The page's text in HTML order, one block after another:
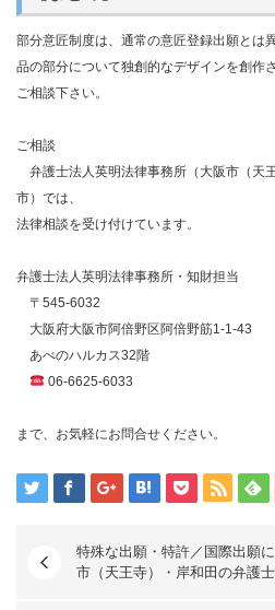
部分意匠制度は、通常の意匠登録出願とは
品の部分について独創的なデザインを創作
ご相談下さい。
ご相談
弁護士法人英明法律事務所（大阪市（天
市）では、
法律相談を受け付けています。
弁護士法人英明法律事務所・知財担当
〒 545-6032
大阪府大阪市阿倍野区阿倍野筋1-1-43
あべのハルカス32階
06-6625-6033
まで、お気軽にお問合せください。
特殊な出願・特許／国際出
市（天王寺）・岸和田の弁護